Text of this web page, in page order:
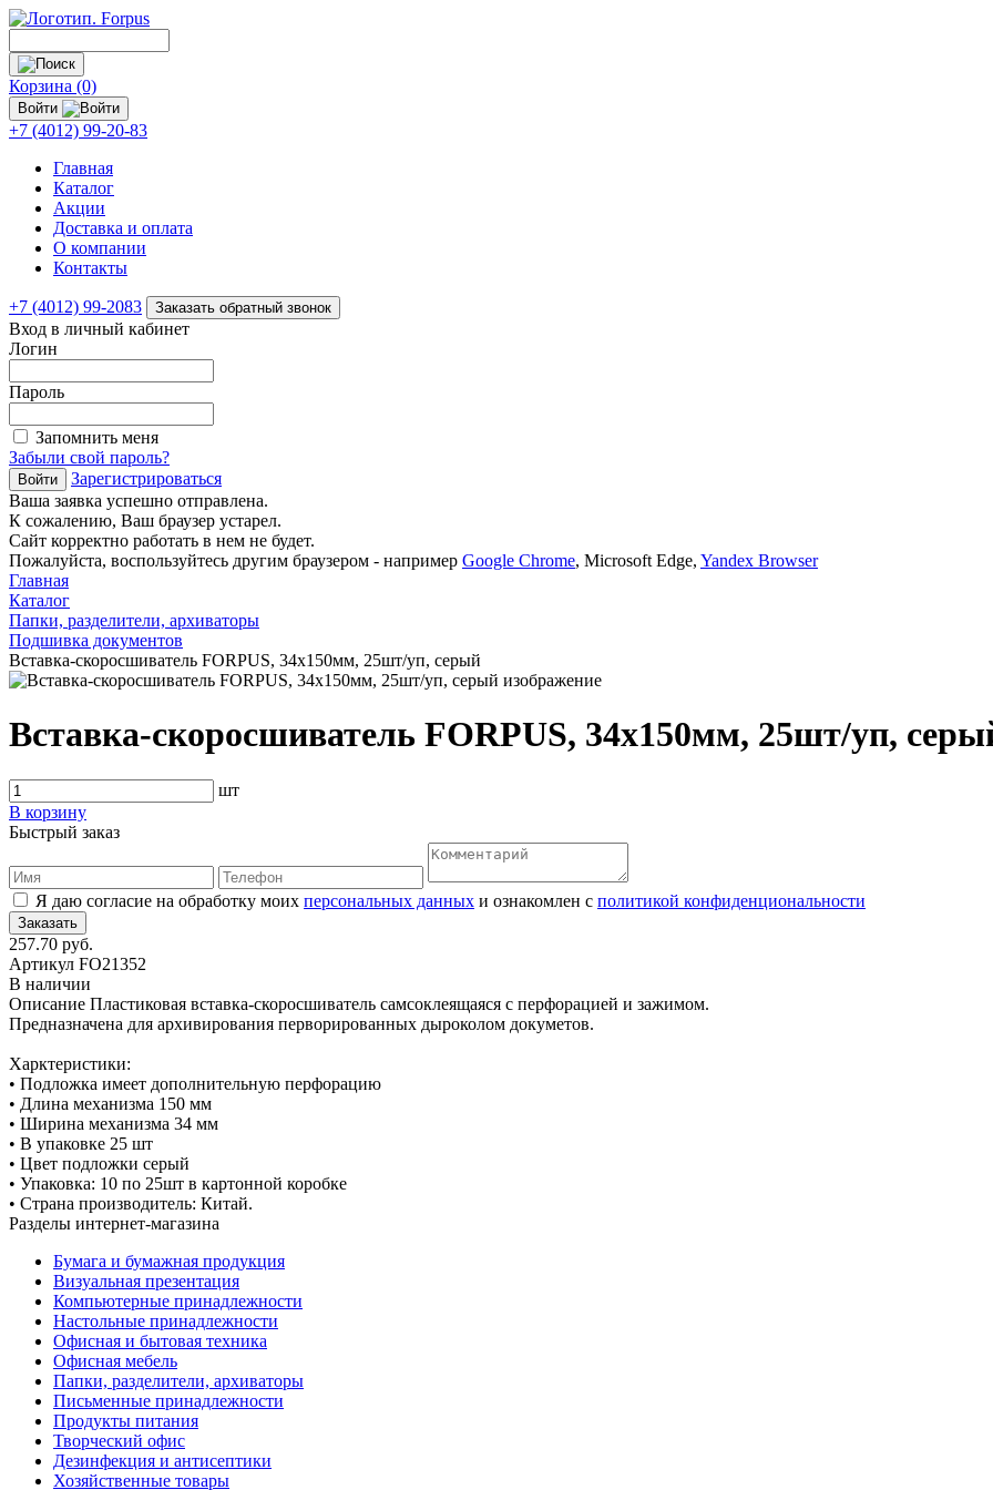
Корзина (0)
Войти
+7 (4012) 99-20-83
Главная
Каталог
Акции
Доставка и оплата
О компании
Контакты
+7 (4012) 99-2083 Заказать обратный звонок
Вход в личный кабинет
Логин
Пароль
Запомнить меня
Забыли свой пароль?
Зарегистрироваться
Ваша заявка успешно отправлена.
К сожалению, Ваш браузер устарел.
Сайт корректно работать в нем не будет.
Пожалуйста, воспользуйтесь другим браузером - например Google Chrome, Microsoft Edge, Yandex Browser
Главная
Каталог
Папки, разделители, архиваторы
Подшивка документов
Вставка-скоросшиватель FORPUS, 34x150мм, 25шт/уп, серый
Вставка-скоросшиватель FORPUS, 34x150мм, 25шт/уп,
шт
В корзину
Быстрый заказ
Я даю согласие на обработку моих персональных данных и ознакомлен с политикой конфиденциональности
257.70 руб.
Артикул FO21352
В наличии
Описание Пластиковая вставка-скоросшиватель самсоклеящаяся с перфорацией и зажимом.
Предназначена для архивирования перворированных дыроколом докуметов.
Харктеристики:
• Подложка имеет дополнительную перфорацию
• Длина механизма 150 мм
• Ширина механизма 34 мм
• В упаковке 25 шт
• Цвет подложки серый
• Упаковка: 10 по 25шт в картонной коробке
• Страна производитель: Китай.
Разделы интернет-магазина
Бумага и бумажная продукция
Визуальная презентация
Компьютерные принадлежности
Настольные принадлежности
Офисная и бытовая техника
Офисная мебель
Папки, разделители, архиваторы
Письменные принадлежности
Продукты питания
Творческий офис
Дезинфекция и антисептики
Хозяйственные товары